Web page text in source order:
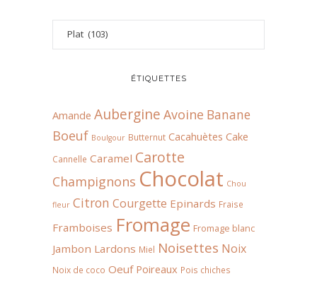
ÉTIQUETTES
Amande Aubergine Avoine Banane
Boeuf Boulgour Butternut Cacahuètes Cake
Cannelle Caramel Carotte
Champignons Chocolat Chou
fleur Citron Courgette Epinards Fraise
Framboises Fromage Fromage blanc
Jambon Lardons Miel Noisettes Noix
Noix de coco Oeuf Poireaux Pois chiches